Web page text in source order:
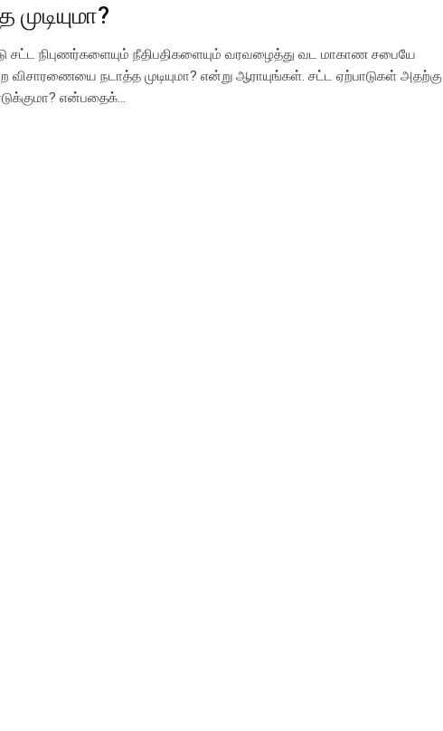
முடியுமா?
சட்ட நிபுணர்களையும் நீதிபதிகளையும் வரவழைத்து வட மாகாண சபையே
விசாரணையை நடாத்த முடியுமா? என்று ஆராயுங்கள். சட்ட ஏற்பாடுகள் அதற்கு
என்பதைக்…